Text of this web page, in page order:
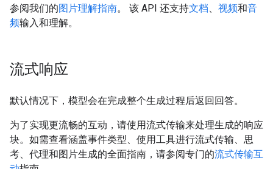
参阅我们的图片理解指南。 该 API 还支持文档、 视频和音
频输入和理解。
流式响应
默认情况下，模型会在完成整个生成过程后返回回答。
为了实现更流畅的互动，请使用流式传输来处理生成的响应
块。如需查看涵盖事件类型、使用工具进行流式传输、思
考、代理和图片生成的全面指南，请参阅专门的流式传输互